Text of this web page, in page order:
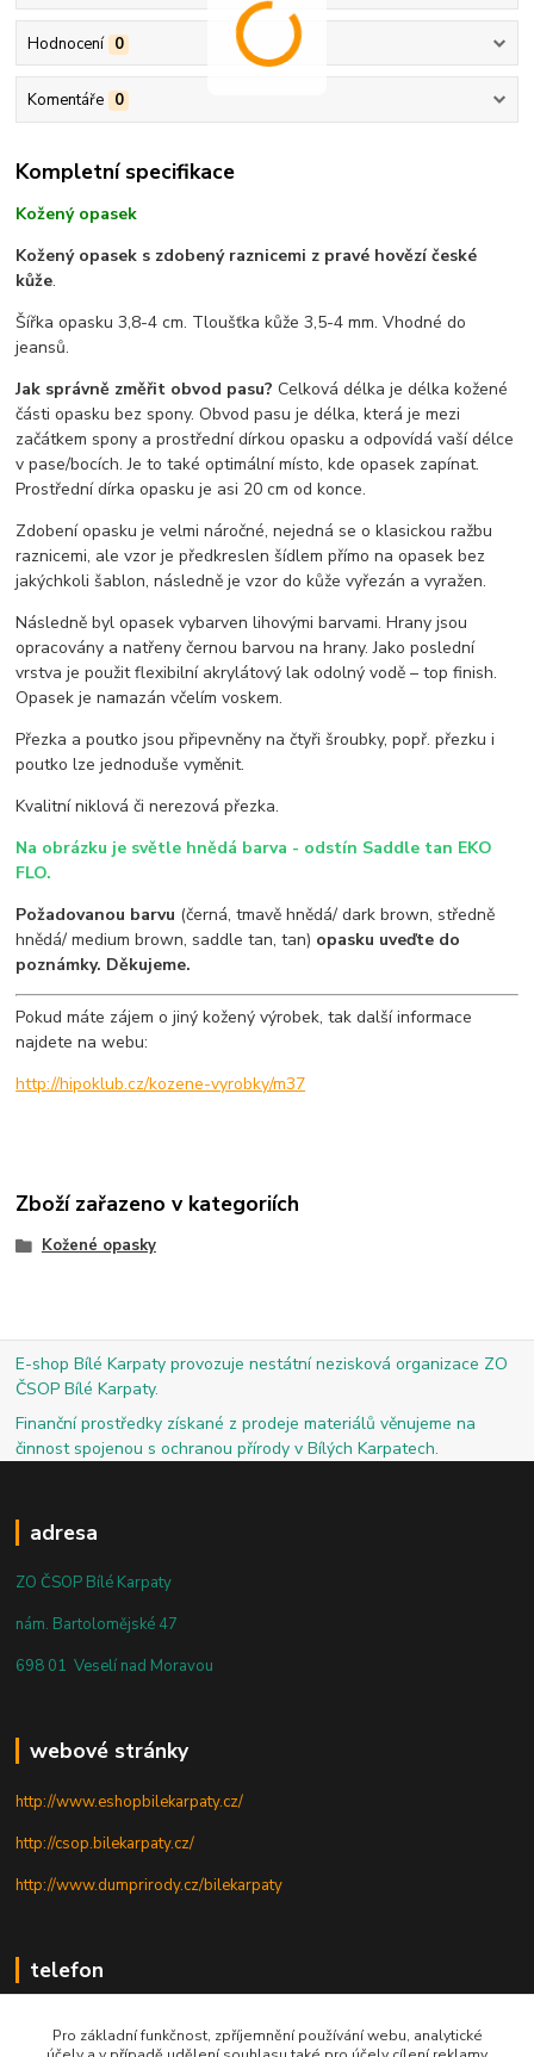
Hodnocení 0
Komentáře 0
Kompletní specifikace
Kožený opasek
Kožený opasek s zdobený raznicemi z pravé hovězí české
kůže.
Šířka opasku 3,8-4 cm. Tloušťka kůže 3,5-4 mm. Vhodné do
jeansů.
Jak správně změřit obvod pasu?Celková délka je délka kožené
části opasku bez spony. Obvod pasu je délka, která je mezi
začátkem spony a prostřední dírkou opasku a odpovídá vaší délce
v pase/bocích. Je to také optimální místo, kde opasek zapínat.
Prostřední dírka opasku je asi 20 cm od konce.
Zdobení opasku je velmi náročné, nejedná se o klasickou ražbu
raznicemi, ale vzor je předkreslen šídlem přímo na opasek bez
jakýchkoli šablon, následně je vzor do kůže vyřezán a vyražen.
Následně byl opasek vybarven lihovými barvami. Hrany jsou
opracovány a natřeny černou barvou na hrany. Jako poslední
vrstva je použit flexibilní akrylátový lak odolný vodě – top finish.
Opasek je namazán včelím voskem.
Přezka a poutko jsou připevněny na čtyři šroubky, popř. přezku i
poutko lze jednoduše vyměnit.
Kvalitní niklová či nerezová přezka.
Na obrázku je světle hnědá barva - odstín Saddle tan EKO
FLO.
Požadovanou barvu (černá, tmavě hnědá/ dark brown, středně
hnědá/ medium brown, saddle tan, tan) opasku uveďte do
poznámky. Děkujeme.
Pokud máte zájem o jiný kožený výrobek, tak další informace
najdete na webu:
http://hipoklub.cz/kozene-vyrobky/m37
Zboží zařazeno v kategoriích
Kožené opasky
E-shop Bílé Karpaty provozuje nestátní nezisková organizace ZO
ČSOP Bílé Karpaty.
Finanční prostředky získané z prodeje materiálů věnujeme na
činnost spojenou s ochranou přírody v Bílých Karpatech.
adresa
ZO ČSOP Bílé Karpaty
nám. Bartolomějské 47
698 01 Veselí nad Moravou
webové stránky
http://www.eshopbilekarpaty.cz/
http://csop.bilekarpaty.cz/
http://www.dumprirody.cz/bilekarpaty
telefon
Pro základní funkčnost, zpříjemnění používání webu, analytické